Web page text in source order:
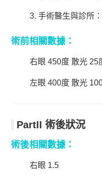
3. 手術醫生與診所
術前相關數據：
右眼 450度 散光 25
左眼 400度 散光
PartII 術後狀況
術後相關數據：
右眼 1.5